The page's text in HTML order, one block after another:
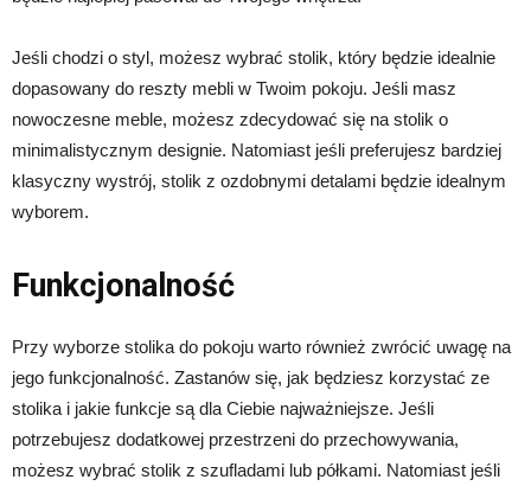
Jeśli chodzi o styl, możesz wybrać stolik, który będzie idealnie
dopasowany do reszty mebli w Twoim pokoju. Jeśli masz
nowoczesne meble, możesz zdecydować się na stolik o
minimalistycznym designie. Natomiast jeśli preferujesz bardziej
klasyczny wystrój, stolik z ozdobnymi detalami będzie idealnym
wyborem.
Funkcjonalność
Przy wyborze stolika do pokoju warto również zwrócić uwagę na
jego funkcjonalność. Zastanów się, jak będziesz korzystać ze
stolika i jakie funkcje są dla Ciebie najważniejsze. Jeśli
potrzebujesz dodatkowej przestrzeni do przechowywania,
możesz wybrać stolik z szufladami lub półkami. Natomiast jeśli